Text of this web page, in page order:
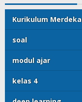
Kurikulum Merdeka
soal
modul ajar
kelas 4